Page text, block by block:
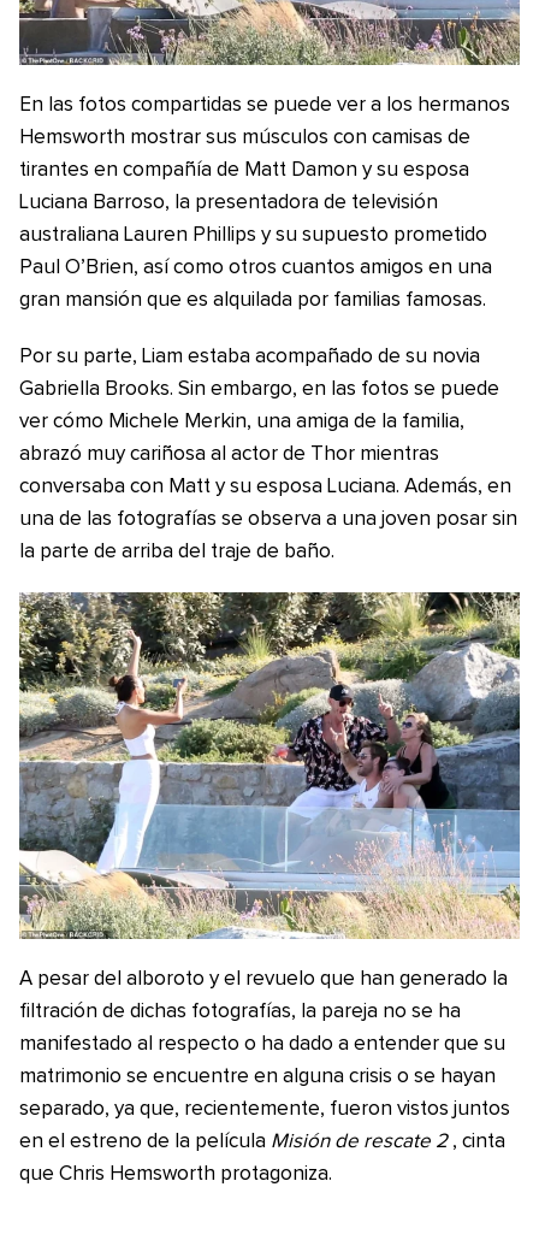
En las fotos compartidas se puede ver a los hermanos
Hemsworth mostrar sus músculos con camisas de
tirantes en compañía de Matt Damon y su esposa
Luciana Barroso, la presentadora de televisión
australiana Lauren Phillips y su supuesto prometido
Paul O’Brien, así como otros cuantos amigos en una
gran mansión que es alquilada por familias famosas.
Por su parte, Liam estaba acompañado de su novia
Gabriella Brooks. Sin embargo, en las fotos se puede
ver cómo Michele Merkin, una amiga de la familia,
abrazó muy cariñosa al actor de Thor mientras
conversaba con Matt y su esposa Luciana. Además, en
una de las fotografías se observa a una joven posar sin
la parte de arriba del traje de baño.
A pesar del alboroto y el revuelo que han generado la
filtración de dichas fotografías, la pareja no se ha
manifestado al respecto o ha dado a entender que su
matrimonio se encuentre en alguna crisis o se hayan
separado, ya que, recientemente, fueron vistos juntos
en el estreno de la película Misión de rescate 2 , cinta
que Chris Hemsworth protagoniza.